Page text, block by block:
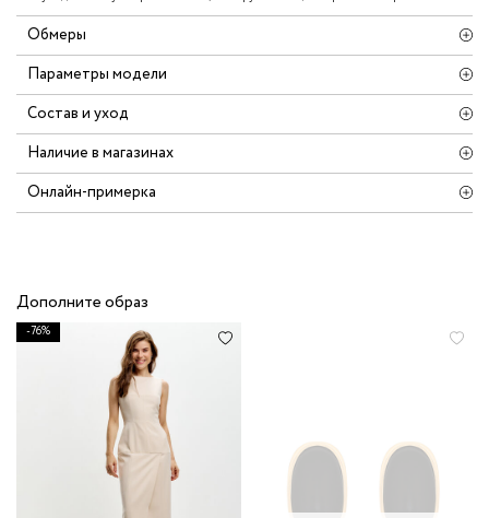
Обмеры
Параметры модели
Состав и уход
Наличие в магазинах
Онлайн-примерка
Дополните образ
-76%